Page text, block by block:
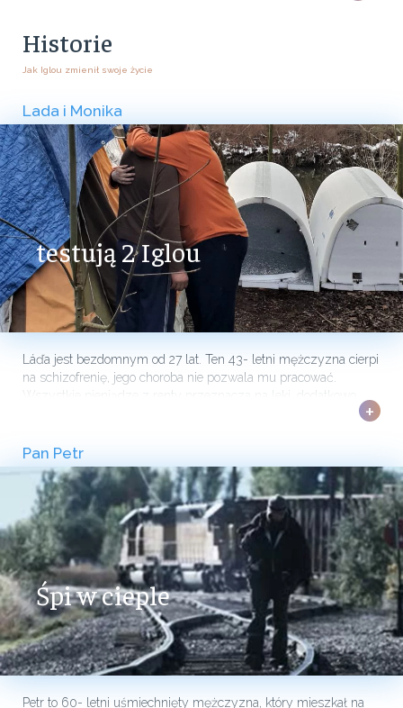
Historie
Jak Iglou zmienił swoje życie
Lada i Monika
testują 2 Iglou
Láďa jest bezdomnym od 27 lat. Ten 43- letni mężczyzna cierpi
na schizofrenię, jego choroba nie pozwala mu pracować.
Wszystkie pieniądze z renty przeznacza na leki, dodatkowo
próbuje zarobić zbierając makulaturę i żelazo. W dziurawym +
Pan Petr
Śpi w cieple
Petr to 60- letni uśmiechnięty mężczyzna, który mieszkał na